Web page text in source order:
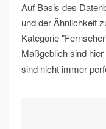
Auf Basis des
und der Ähnlichkeit
Kategorie
Maßgeblich sind hier
sind nicht immer